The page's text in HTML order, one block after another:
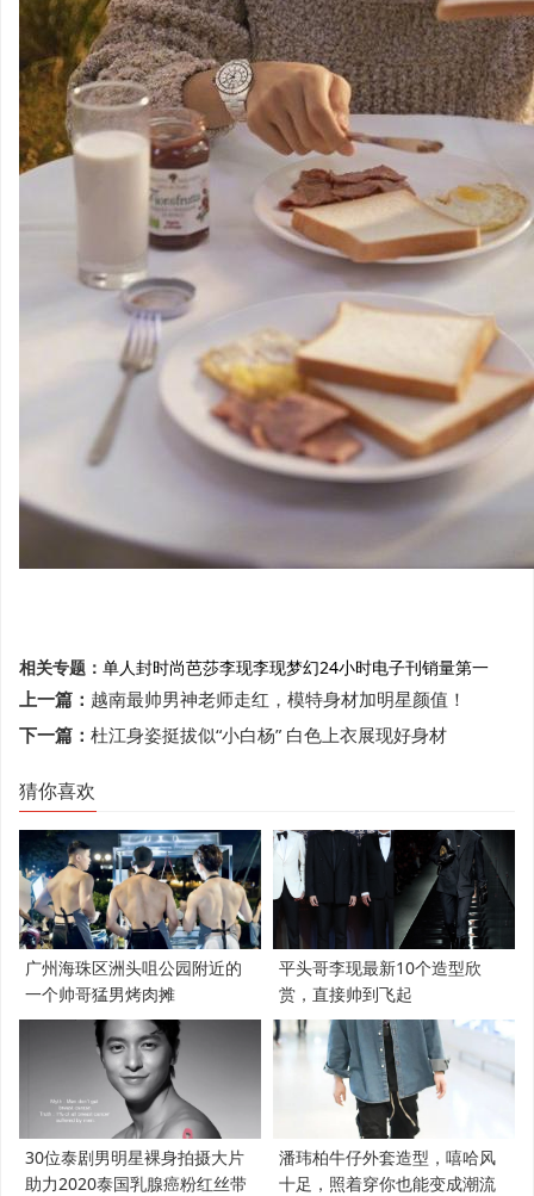
相关专题： 单人封时尚芭莎李现李现梦幻24小时电子刊销量第一
上一篇： 越南最帅男神老师走红，模特身材加明星颜值！
下一篇： 杜江身姿挺拔似“小白杨” 白色上衣展现好身材
猜你喜欢
广州海珠区洲头咀公园附近的
一个帅哥猛男烤肉摊
平头哥李现最新10个造型欣
赏，直接帅到飞起
30位泰剧男明星裸身拍摄大片
助力2020泰国乳腺癌粉红丝带
潘玮柏牛仔外套造型，嘻哈风
十足，照着穿你也能变成潮流